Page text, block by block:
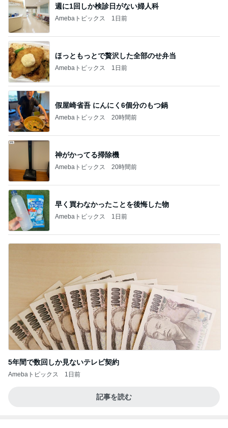
週に1回しか検診日がない婦人科
Amebaトピックス 1日前
ほっともっとで贅沢した全部のせ弁当
Amebaトピックス 1日前
假屋崎省吾 にんにく6個分のもつ鍋
Amebaトピックス 20時間前
神がかってる掃除機
Amebaトピックス 20時間前
早く買わなかったことを後悔した物
Amebaトピックス 1日前
5年間で数回しか見ないテレビ契約
Amebaトピックス 1日前
記事を読む